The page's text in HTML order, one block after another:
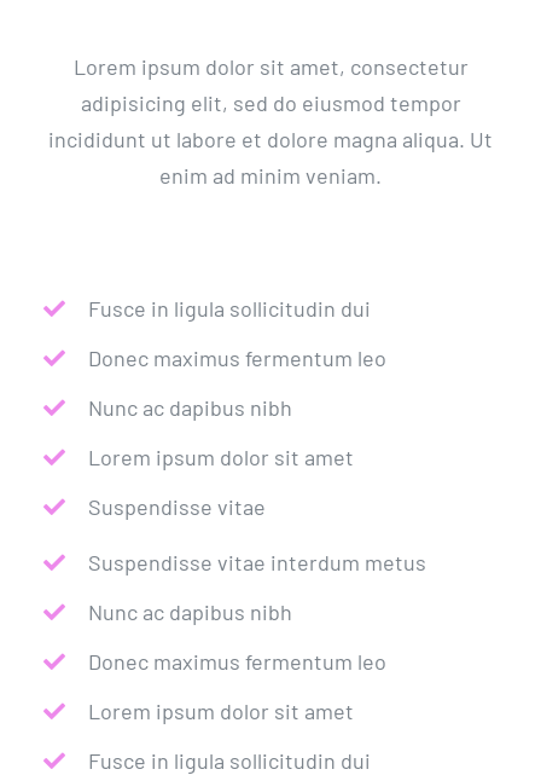
Lorem ipsum dolor sit amet, consectetur
adipisicing elit, sed do eiusmod tempor
incididunt ut labore et dolore magna aliqua. Ut
enim ad minim veniam.
Fusce in ligula sollicitudin dui
Donec maximus fermentum leo
Nunc ac dapibus nibh
Lorem ipsum dolor sit amet
Suspendisse vitae
Suspendisse vitae interdum metus
Nunc ac dapibus nibh
Donec maximus fermentum leo
Lorem ipsum dolor sit amet
Fusce in ligula sollicitudin dui